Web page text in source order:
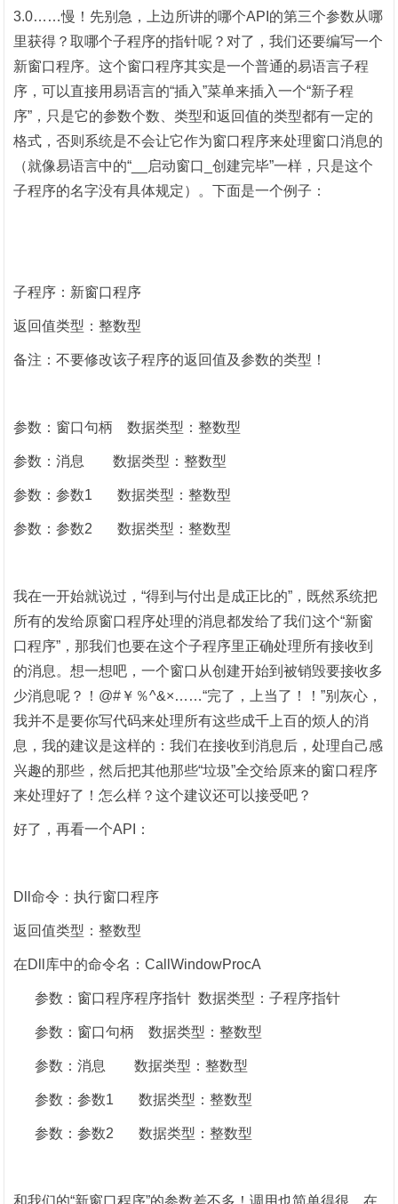
3.0……慢！先别急，上边所讲的哪个API 的第三个参数从哪
里获得？取哪个子程序的指针呢？对了，我们还要编写一个
新窗口程序。这个窗口程序其实是一个普通的易语言子程
序，可以直接用易语言的“插入”菜单来插入一个“新子程
序”，只是它的参数个数、类型和返回值的类型都有一定的
格式，否则系统是不会让它作为窗口程序来处理窗口消息的
（就像易语言中的“
启动窗口 _创建完毕”一样，只是这个
子程序的名字没有具体规定）。下面是一个例子：
子程序：新窗口程序
返回值类型：整数型
备注：不要修改该子程序的返回值及参数的类型！
参数：窗口句柄 数据类型：整数型
参数：消息 数据类型：整数型
参数：参数1数据类型：整数型
参数：参数2数据类型：整数型
我在一开始就说过，“得到与付出是成正比的”，既然系统把
所有的发给原窗口程序处理的消息都发给了我们这个“新窗
口程序”，那我们也要在这个子程序里正确处理所有接收到
的消息。想一想吧，一个窗口从创建开始到被销毁要接收多
少消息呢？！ @# ￥％^&×……“完了，上当了！！”别灰心，
我并不是要你写代码来处理所有这些成千上百的烦人的消
息，我的建议是这样的：我们在接收到消息后，处理自己感
兴趣的那些，然后把其他那些“垃圾”全交给原来的窗口程序
来处理好了！怎么样？这个建议还可以接受吧？
好了，再看一个API ：
Dll命令：执行窗口程序
返回值类型：整数型
在Dll 库中的命令名：CallWindowProcA
参数：窗口程序程序指针 数据类型：子程序指针
参数：窗口句柄 数据类型：整数型
参数：消息 数据类型：整数型
参数：参数1数据类型：整数型
参数：参数2数据类型：整数型
和我们的“新窗口程序”的参数差不多！调用也简单得很。在